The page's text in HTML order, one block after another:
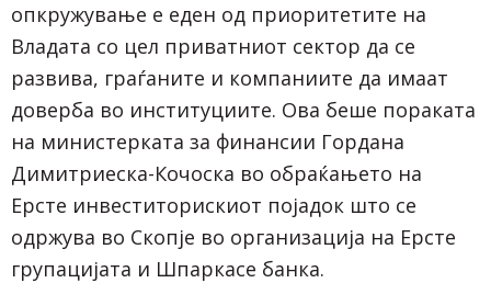
опкружување е еден од приоритетите на
Владата со цел приватниот сектор да се
развива, граѓаните и компаниите да имаат
доверба во институциите. Ова беше пораката
на министерката за финансии Гордана
Димитриеска-Кочоска во обраќањето на
Ерсте инвеститорискиот појадок што се
одржува во Скопје во организација на Ерсте
групацијата и Шпаркасе банка.